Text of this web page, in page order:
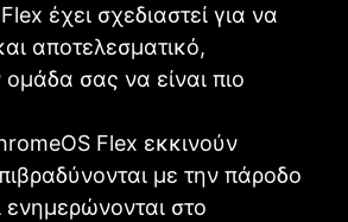
έχει σχεδιαστεί για να
αποτελεσματικό,
σας να είναι πιο
Flex εκκινούν
με την πάροδο
στο